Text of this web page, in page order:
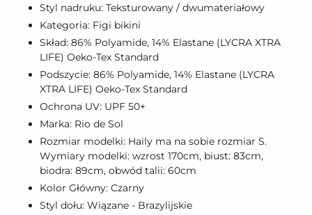
Styl nadruku: Teksturowany / dwumateriałowy
Kategoria: Figi bikini
Skład: 86% Polyamide, 14% Elastane (LYCRA XTRA
LIFE) Oeko-Tex Standard
Podszycie: 86% Polyamide, 14% Elastane (LYCRA
XTRA LIFE) Oeko-Tex Standard
Ochrona UV: UPF 50+
Marka: Rio de Sol
Rozmiar modelki: Haily ma na sobie rozmiar S.
Wymiary modelki: wzrost 170cm, biust: 83cm,
biodra: 89cm, obwód talii: 60cm
Kolor Główny: Czarny
Styl dołu: Wiązane - Brazylijskie